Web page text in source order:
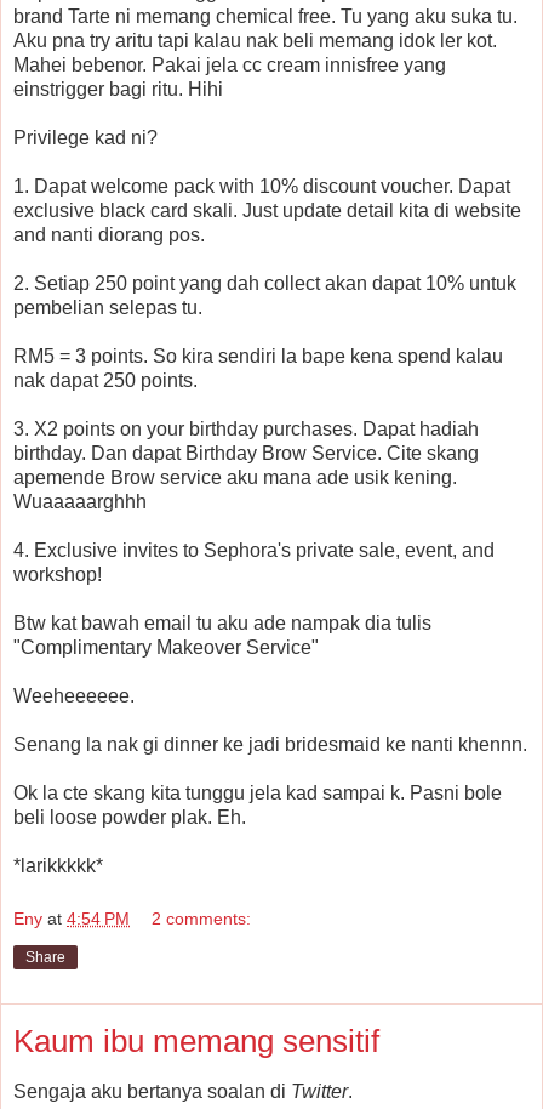
brand Tarte ni memang chemical free. Tu yang aku suka tu.
Aku pna try aritu tapi kalau nak beli memang idok ler kot.
Mahei bebenor. Pakai jela cc cream innisfree yang
einstrigger bagi ritu. Hihi
Privilege kad ni?
1. Dapat welcome pack with 10% discount voucher. Dapat
exclusive black card skali. Just update detail kita di website
and nanti diorang pos.
2. Setiap 250 point yang dah collect akan dapat 10% untuk
pembelian selepas tu.
RM5 = 3 points. So kira sendiri la bape kena spend kalau
nak dapat 250 points.
3. X2 points on your birthday purchases. Dapat hadiah
birthday. Dan dapat Birthday Brow Service. Cite skang
apemende Brow service aku mana ade usik kening.
Wuaaaaarghhh
4. Exclusive invites to Sephora's private sale, event, and
workshop!
Btw kat bawah email tu aku ade nampak dia tulis
"Complimentary Makeover Service"
Weeheeeeee.
Senang la nak gi dinner ke jadi bridesmaid ke nanti khennn.
Ok la cte skang kita tunggu jela kad sampai k. Pasni bole
beli loose powder plak. Eh.
*larikkkkk*
Eny at 4:54 PM 2 comments:
Share
Kaum ibu memang sensitif
Sengaja aku bertanya soalan di Twitter.